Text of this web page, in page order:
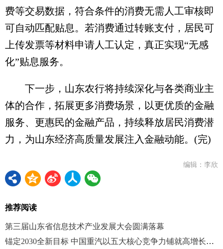
费等交易数据，符合条件的消费无需人工审核即
可自动匹配贴息。若消费通过转账支付，居民可
上传发票等材料申请人工认定，真正实现“无感
化”贴息服务。
下一步，山东农行将持续深化与各类商业主
体的合作，拓展更多消费场景，以更优质的金融
服务、更惠民的金融产品，持续释放居民消费潜
力，为山东经济高质量发展注入金融动能。(完)
编辑：李欣
推荐阅读
第三届山东省信息技术产业发展大会圆满落幕
锚定2030全新目标 中国重汽以五大核心竞争力铺就高增长路径